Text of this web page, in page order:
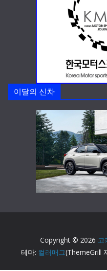
이달의 신차
Copyright © 2026 고
테마: 컬러매그(ThemeGrill